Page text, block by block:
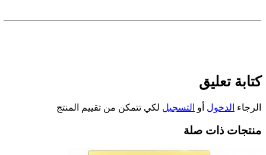
كتابة تعليق
الرجاء الدخول أو التسجيل لكي تتمكن من تقييم المنتج
منتجات ذات صلة